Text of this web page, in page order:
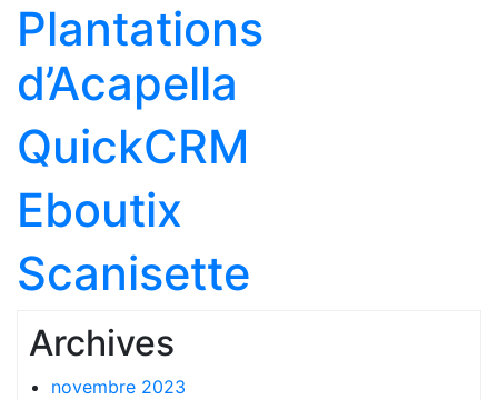
Plantations
d’Acapella
QuickCRM
Eboutix
Scanisette
Archives
novembre 2023